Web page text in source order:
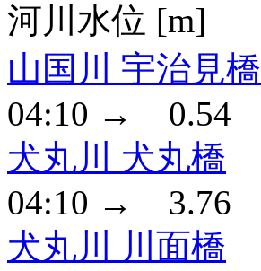
河川水位 [m]
山国川 宇治見橋
04:10 → 0.54
犬丸川 犬丸橋
04:10 → 3.76
犬丸川 川面橋